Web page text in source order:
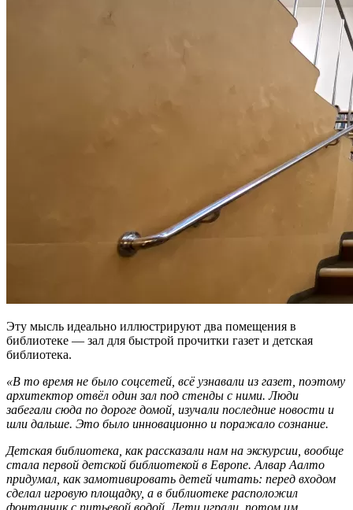
Эту мысль идеально иллюстрируют два помещения в
библиотеке — зал для быстрой прочитки газет и детская
библиотека.
«В то время не было соцсетей, всё узнавали из газет, поэтому
архитектор отвёл один зал под стенды с ними. Люди
забегали сюда по дороге домой, изучали последние новости и
шли дальше. Это было инновационно и поражало сознание.
Детская библиотека, как рассказали нам на экскурсии, вообще
стала первой детской библиотекой в Европе. Алвар Аалто
придумал, как замотивировать детей читать: перед входом
сделал игровую площадку, а в библиотеке расположил
фонтанчик с питьевой водой. Дети играли, потом им